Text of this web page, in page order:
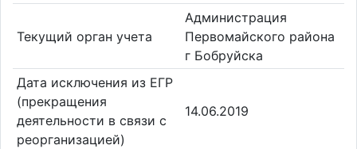
Текущий орган учета
Администрация
Первомайского района
г Бобруйска
Дата исключения из ЕГР
(прекращения
деятельности в связи с
реорганизацией)
14.06.2019